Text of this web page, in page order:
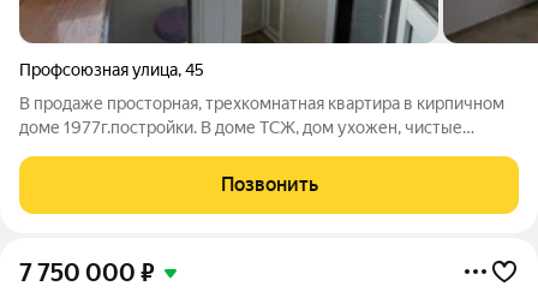
Профсоюзная улица,45
В продаже просторная, трехкомнатная квартира в кирпичном
доме 1977г.постройки. В доме ТСЖ, дом ухожен, чистые
квартире выполнен косметический ремонт, укомплектована
мебелью. Комнаты просторные ,
Позвонить
7 750 000 ₽